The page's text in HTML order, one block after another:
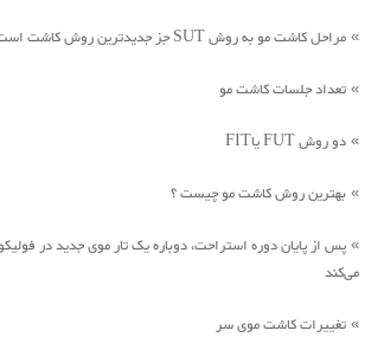
» مراحل کاشت مو به روش SUT جز جدیدترین روش کاشت است
» تعداد جلسات کاشت مو
» دو روش FUT یاFIT
» بهترین روش کاشت مو چیست ؟
» پس از پایان دوره استراحت، دوباره یک تار موی جدید در
می‌کند
» تغییرات کاشت موی سر